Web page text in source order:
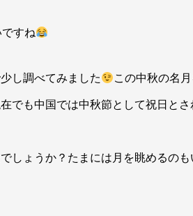
すね
し調べてみました この中秋の名
でも中国では中秋節として祝日とさ
しょうか？たまには月を眺めるのも